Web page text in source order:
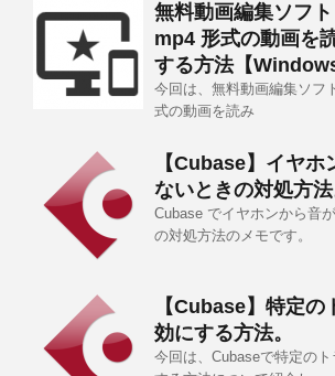
無料動画編集ソフ
mp4 形式の動画を
する方法【Windows
今回は、無料動画編集ソフ
式の動画を読み
【Cubase】イヤホ
ないときの対処方法
Cubase でイヤホンから音
の対処方法のメモです。
【Cubase】特定の
効にする方法。
今回は、Cubaseで特定の